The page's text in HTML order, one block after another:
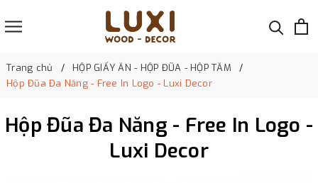
Trang chủ
HỘP GIẤY ĂN - HỘP ĐŨA - HỘP TĂM
Hộp Đũa Đa Năng - Free In Logo - Luxi Decor
Hộp Đũa Đa Năng - Free In Logo -
Luxi Decor